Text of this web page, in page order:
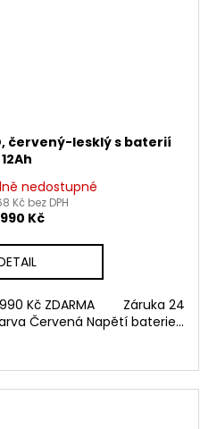
červený-lesklý s baterií
12Ah
nedostupné
Kč bez DPH
Kč
Kč ZDARMA Záruka 24
Červená Napětí baterie...